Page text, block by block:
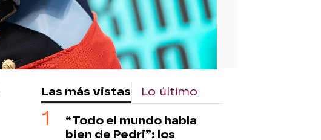
Las más vistas Lo último
“Todo el mundo habla
bien de Pedri”: los